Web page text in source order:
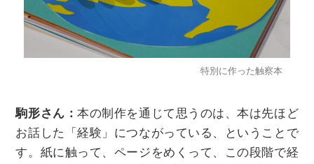
特別に作った触察本
駒形さん：本の制作を通じて思うのは、本は先ほど
お話した「経験」につながっている、ということで
す。紙に触って、ページをめくって、この段階で経